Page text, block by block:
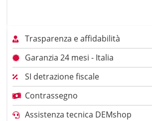
Trasparenza e affidabilità
Garanzia 24 mesi - Italia
SI detrazione fiscale
Contrassegno
Assistenza tecnica DEMshop